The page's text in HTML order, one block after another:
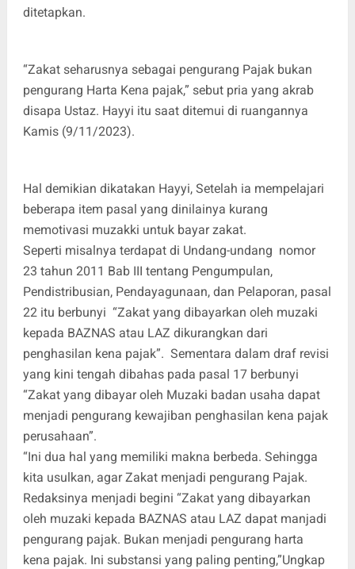
ditetapkan.
“Zakat seharusnya sebagai pengurang Pajak bukan
pengurang Harta Kena pajak,” sebut pria yang akrab
disapa Ustaz. Hayyi itu saat ditemui di ruangannya
Kamis (9/11/2023).
Hal demikian dikatakan Hayyi, Setelah ia mempelajari
beberapa item pasal yang dinilainya kurang
memotivasi muzakki untuk bayar zakat.
Seperti misalnya terdapat di Undang-undang nomor
23 tahun 2011 Bab III tentang Pengumpulan,
Pendistribusian, Pendayagunaan, dan Pelaporan, pasal
22 itu berbunyi “Zakat yang dibayarkan oleh muzaki
kepada BAZNAS atau LAZ dikurangkan dari
penghasilan kena pajak”. Sementara dalam draf revisi
yang kini tengah dibahas pada pasal 17 berbunyi
“Zakat yang dibayar oleh Muzaki badan usaha dapat
menjadi pengurang kewajiban penghasilan kena pajak
perusahaan”.
“Ini dua hal yang memiliki makna berbeda. Sehingga
kita usulkan, agar Zakat menjadi pengurang Pajak.
Redaksinya menjadi begini “Zakat yang dibayarkan
oleh muzaki kepada BAZNAS atau LAZ dapat manjadi
pengurang pajak. Bukan menjadi pengurang harta
kena pajak. Ini substansi yang paling penting,”Ungkap